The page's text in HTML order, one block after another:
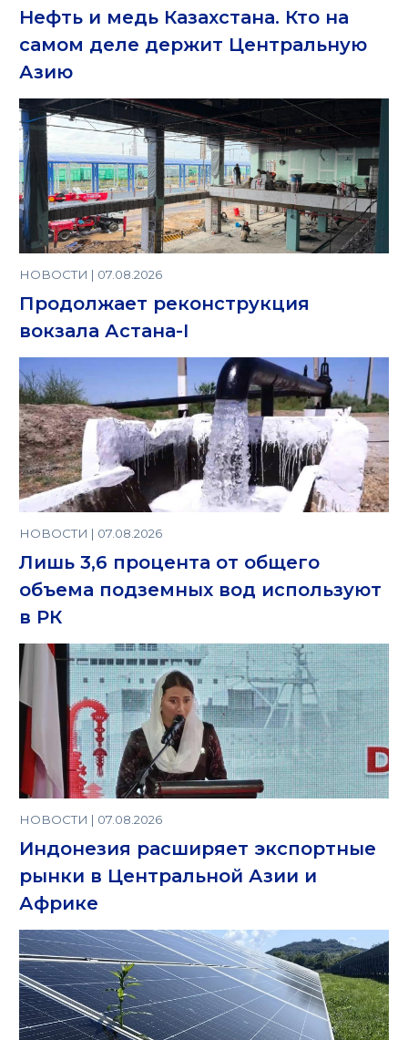
Нефть и медь Казахстана. Кто на
самом деле держит Центральную
Азию
НОВОСТИ | 07.08.2026
Продолжает реконструкция
вокзала Астана-I
НОВОСТИ | 07.08.2026
Лишь 3,6 процента от общего
объема подземных вод используют
в РК
НОВОСТИ | 07.08.2026
Индонезия расширяет экспортные
рынки в Центральной Азии и
Африке